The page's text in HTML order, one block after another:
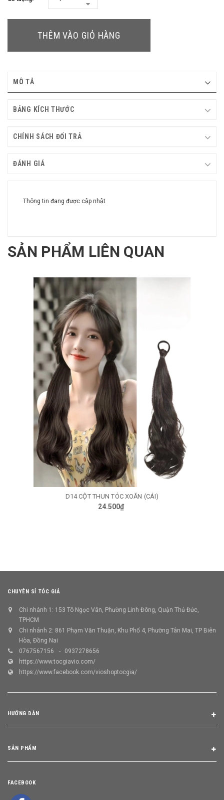
THÊM VÀO GIỎ HÀNG
MÔ TẢ
BẢNG KÍCH THƯỚC
CHÍNH SÁCH ĐỔI TRẢ
ĐÁNH GIÁ
Thông tin đang được cập nhật
SẢN PHẨM LIÊN QUAN
CT60 cột thẳng 60cm
41.000₫
CHUYÊN SỈ TÓC GIẢ
Chi nhánh 1: 153 Tô Ngọc Vân, Phường Linh Đông, Quận Thủ Đức,
TPHCM
Chi nhánh 2: 861 Phạm Văn Thuận, Khu Phố 4, Phường Tân Mai, TP Biên
Hòa, Đồng Nai
0767567156
0937278656
https://www.tocgiavio.com/
https://www.facebook.com/vioshoptocgia/
HƯỚNG DẪN
SẢN PHẨM
FACEBOOK